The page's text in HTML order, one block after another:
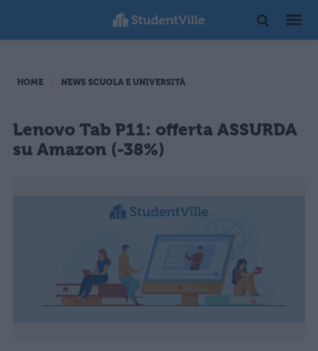
HOME NEWS SCUOLA E UNIVERSITÀ
Lenovo Tab P11: offerta ASSURDA
su Amazon (-38%)